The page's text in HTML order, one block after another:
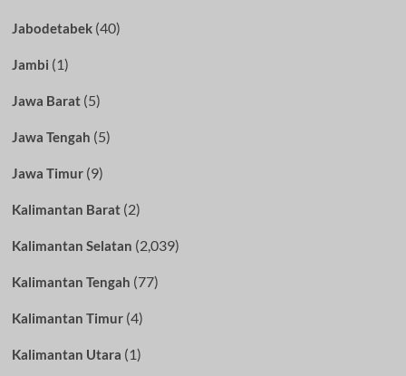
Jabodetabek(40)
Jambi (1)
Jawa Barat(5)
Jawa Tengah (5)
Jawa Timur(9)
Kalimantan Barat(2)
Kalimantan Selatan (2,039)
Kalimantan Tengah (77)
Kalimantan Timur(4)
Kalimantan Utara (1)